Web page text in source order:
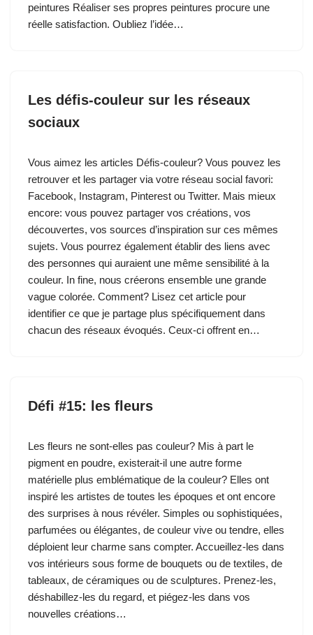
peintures Réaliser ses propres peintures procure une
réelle satisfaction. Oubliez l’idée…
Les défis-couleur sur les réseaux
sociaux
Vous aimez les articles Défis-couleur? Vous pouvez les
retrouver et les partager via votre réseau social favori:
Facebook, Instagram, Pinterest ou Twitter. Mais mieux
encore: vous pouvez partager vos créations, vos
découvertes, vos sources d’inspiration sur ces mêmes
sujets. Vous pourrez également établir des liens avec
des personnes qui auraient une même sensibilité à la
couleur. In fine, nous créerons ensemble une grande
vague colorée. Comment? Lisez cet article pour
identifier ce que je partage plus spécifiquement dans
chacun des réseaux évoqués. Ceux-ci offrent en…
Défi #15: les fleurs
Les fleurs ne sont-elles pas couleur? Mis à part le
pigment en poudre, existerait-il une autre forme
matérielle plus emblématique de la couleur? Elles ont
inspiré les artistes de toutes les époques et ont encore
des surprises à nous révéler. Simples ou sophistiquées,
parfumées ou élégantes, de couleur vive ou tendre, elles
déploient leur charme sans compter. Accueillez-les dans
vos intérieurs sous forme de bouquets ou de textiles, de
tableaux, de céramiques ou de sculptures. Prenez-les,
déshabillez-les du regard, et piégez-les dans vos
nouvelles créations…